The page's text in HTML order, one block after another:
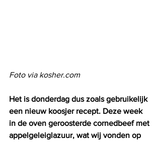
Foto via kosher.com
Het is donderdag dus zoals gebruikelijk
een nieuw koosjer recept. Deze week
in de oven geroosterde cornedbeef met
appelgeleiglazuur, wat wij vonden op